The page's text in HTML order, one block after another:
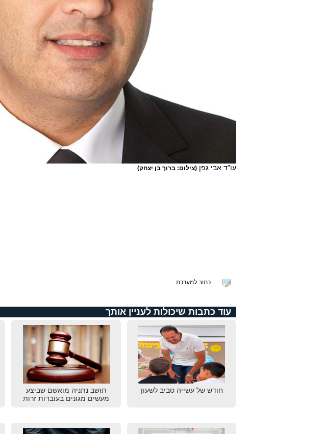
עו"ד אבי גפן (צילום: ברוך בן יצחק)
כתוב למערכת
עוד כתבות שיכולות לעניין אותך
חודש של עשייה סביב לשעון
תושב נתניה מואשם שביצע
מעשים מגונים בעובדות זרות